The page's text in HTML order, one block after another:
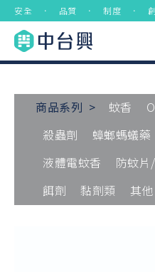
安全 ． 品質 ． 制度 ．
商品系列 > 蚊香
殺蟲劑
蟑螂螞蟻藥
液體電蚊香
防蚊片
餌劑
黏劑類 其他